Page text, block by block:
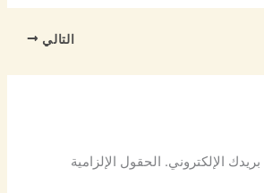
التالي
الإلكتروني. الحقول الإلزامية